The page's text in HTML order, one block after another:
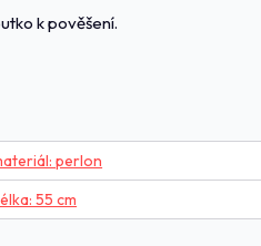
k pověšení.
perlon
55 cm